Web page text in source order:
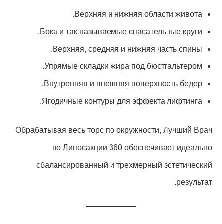
Верхняя и нижняя области живота.
Бока и так называемые спасательные круги.
Верхняя, средняя и нижняя часть спины.
Упрямые складки жира под бюстгальтером.
Внутренняя и внешняя поверхность бедер.
Ягодичные контуры для эффекта лифтинга.
Обрабатывая весь торс по окружности, Лучший Врач
по Липосакции 360 обеспечивает идеально
сбалансированный и трехмерный эстетический
результат.